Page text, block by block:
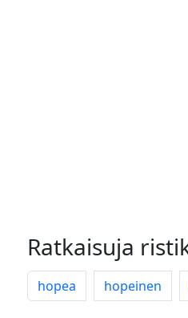
Ratkaisuja
hopea hopeinen